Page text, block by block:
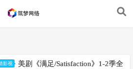
影视
美剧《满足/Satisfaction》1-2季全